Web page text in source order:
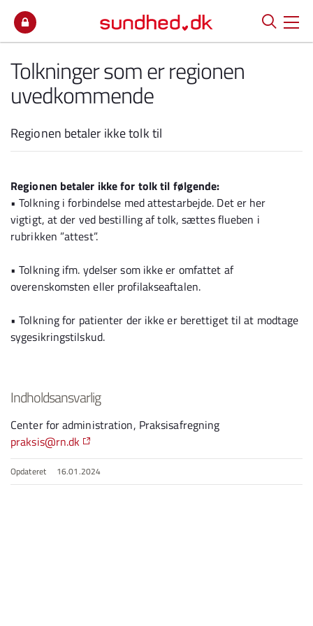
Tolkninger som er regionen
uvedkommende
Regionen betaler ikke tolk til
Regionen betaler ikke for tolk til følgende:
• Tolkning i forbindelse med attestarbejde. Det er her
vigtigt, at der ved bestilling af tolk, sættes flueben i
rubrikken ”attest”.
• Tolkning ifm. ydelser som ikke er omfattet af
overenskomsten eller profilakseaftalen.
• Tolkning for patienter der ikke er berettiget til at modtage
sygesikringstilskud.
Indholdsansvarlig
Center for administration, Praksisafregning
praksis@rn.dk
Opdateret 16.01.2024